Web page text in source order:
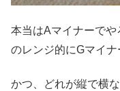
本当はAマイナーで
のレンジ的にGマイナ
かつ、どれが縦で横